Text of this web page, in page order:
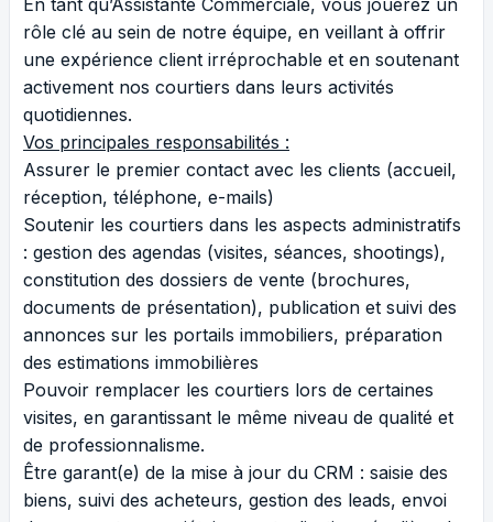
rôle clé au sein de notre équipe, en veillant à offrir
une expérience client irréprochable et en soutenant
activement nos courtiers dans leurs activités
quotidiennes.
Vos principales responsabilités :
Assurer le premier contact avec les clients (accueil,
réception, téléphone, e-mails)
Soutenir les courtiers dans les aspects administratifs
: gestion des agendas (visites, séances, shootings),
constitution des dossiers de vente (brochures,
documents de présentation), publication et suivi des
annonces sur les portails immobiliers, préparation
des estimations immobilières
Pouvoir remplacer les courtiers lors de certaines
visites, en garantissant le même niveau de qualité et
de professionnalisme.
Être garant(e) de la mise à jour du CRM : saisie des
biens, suivi des acheteurs, gestion des leads, envoi